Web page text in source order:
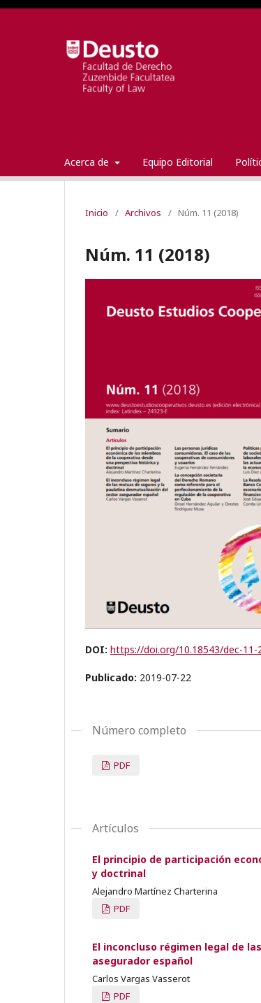
Acerca de Equipo Editorial
Inicio / Archivos / Núm. 11 (2018)
Núm. 11 (2018)
DOI: https://doi.org/10.18543/dec-11-
Publicado: 2019-07-22
Número completo
PDF
Artículos
El principio de participación
y doctrinal
Alejandro Martínez Charterina
PDF
El inconcluso régimen legal de
asegurador español
Carlos Vargas Vasserot
PDF